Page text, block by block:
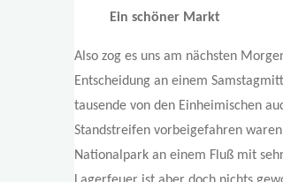
Ein schöner Markt
Also zog es uns am nächsten
Entscheidung an einem
tausende von den Einheimischen
Standstreifen vorbeigefahren
Nationalpark an einem Fluß mit